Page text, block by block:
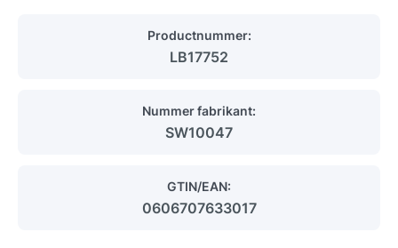
Productnummer:
LB17752
Nummer fabrikant:
SW10047
GTIN/EAN:
0606707633017